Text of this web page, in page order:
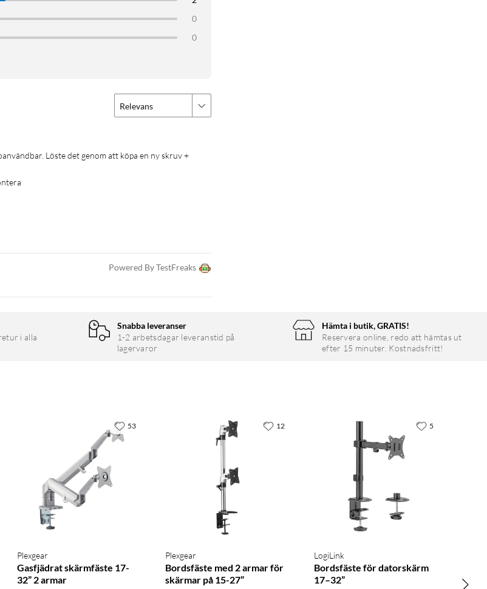
0
0
Relevans
Powered By TestFreaks
i alla
Snabba leveranser
1-2 arbetsdagar leveranstid på
lagervaror
Hämta i butik, GRATIS!
Reservera online, redo att hämtas ut
efter 15 minuter. Kostnadsfritt!
Plexgear
Gasfjädrat skärmfäste 17-
32” 2 armar
53
Plexgear
Bordsfäste med 2 armar för
skärmar på 15-27”
12
LogiLink
Bordsfäste för datorskärm
17–32”
5